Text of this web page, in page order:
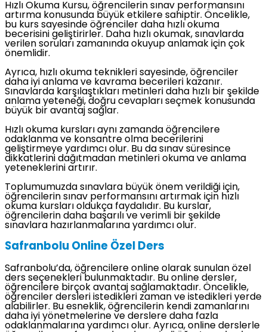
Hızlı Okuma Kursu, öğrencilerin sınav performansını
artırma konusunda büyük etkilere sahiptir. Öncelikle,
bu kurs sayesinde öğrenciler daha hızlı okuma
becerisini geliştirirler. Daha hızlı okumak, sınavlarda
verilen soruları zamanında okuyup anlamak için çok
önemlidir.
Ayrıca, hızlı okuma teknikleri sayesinde, öğrenciler
daha iyi anlama ve kavrama becerileri kazanır.
Sınavlarda karşılaştıkları metinleri daha hızlı bir şekilde
anlama yeteneği, doğru cevapları seçmek konusunda
büyük bir avantaj sağlar.
Hızlı okuma kursları aynı zamanda öğrencilere
odaklanma ve konsantre olma becerilerini
geliştirmeye yardımcı olur. Bu da sınav süresince
dikkatlerini dağıtmadan metinleri okuma ve anlama
yeteneklerini artırır.
Toplumumuzda sınavlara büyük önem verildiği için,
öğrencilerin sınav performansını artırmak için hızlı
okuma kursları oldukça faydalıdır. Bu kurslar,
öğrencilerin daha başarılı ve verimli bir şekilde
sınavlara hazırlanmalarına yardımcı olur.
Safranbolu Online Özel Ders
Safranbolu’da, öğrencilere online olarak sunulan özel
ders seçenekleri bulunmaktadır. Bu online dersler,
öğrencilere birçok avantaj sağlamaktadır. Öncelikle,
öğrenciler dersleri istedikleri zaman ve istedikleri yerde
alabilirler. Bu esneklik, öğrencilerin kendi zamanlarını
daha iyi yönetmelerine ve derslere daha fazla
odaklanmalarına yardımcı olur. Ayrıca, online derslerle